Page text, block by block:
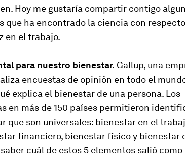
Hoy me gustaría compartir contigo
que ha encontrado la ciencia con
en el trabajo.
para nuestro bienestar. Gallup, una
encuestas de opinión en todo el
explica el bienestar de una persona. Los
en más de 150 países permitieron
que son universales: bienestar en el
financiero, bienestar físico y bienestar
cuál de estos 5 elementos salió como